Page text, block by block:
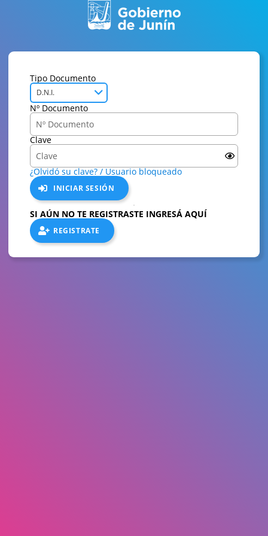
Tipo Documento
D.N.I.
Nº Documento
Clave
¿Olvidó su clave? / Usuario bloqueado
INICIAR SESIÓN
SI AÚN NO TE REGISTRASTE INGRESÁ AQUÍ
REGISTRATE